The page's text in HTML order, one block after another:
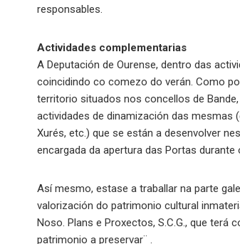
responsables.
Actividades complementarias
A Deputación de Ourense, dentro das
coincidindo co comezo do verán. Como
territorio situados nos concellos de
actividades de dinamización das mesmas
Xurés, etc.) que se están a desenvolver
encargada da apertura das Portas durante
Así mesmo, estase a traballar na parte
valorización do patrimonio cultural
Noso. Plans e Proxectos, S.C.G., que terá
patrimonio a preservar¨ .